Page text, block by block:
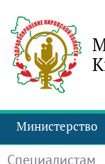
Министерство
Специалистам